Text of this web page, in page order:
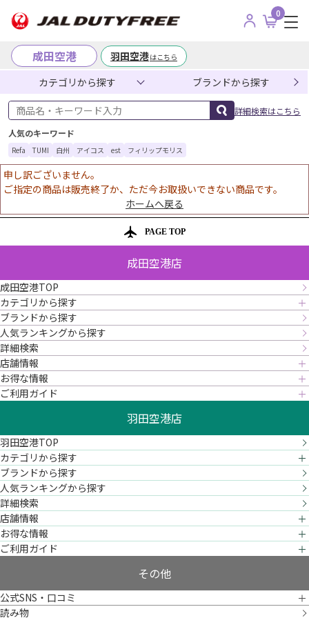
0
成田空港 羽田空港はこちら
カテゴリから探す ブランドから探す
商品名・キーワード入力
詳細検索はこちら
人気のキーワード
Refa TUMI 白州 アイコス est フィリップモリス
申し訳ございません。
ご指定の商品は販売終了か、ただ今お取扱いできない商品です。
ホームへ戻る
PAGE TOP
成田空港店
成田空港TOP
カテゴリから探す
ブランドから探す
人気ランキングから探す
詳細検索
店舗情報
お得な情報
ご利用ガイド
羽田空港店
羽田空港TOP
カテゴリから探す
ブランドから探す
人気ランキングから探す
詳細検索
店舗情報
お得な情報
ご利用ガイド
その他
公式SNS・口コミ
読み物